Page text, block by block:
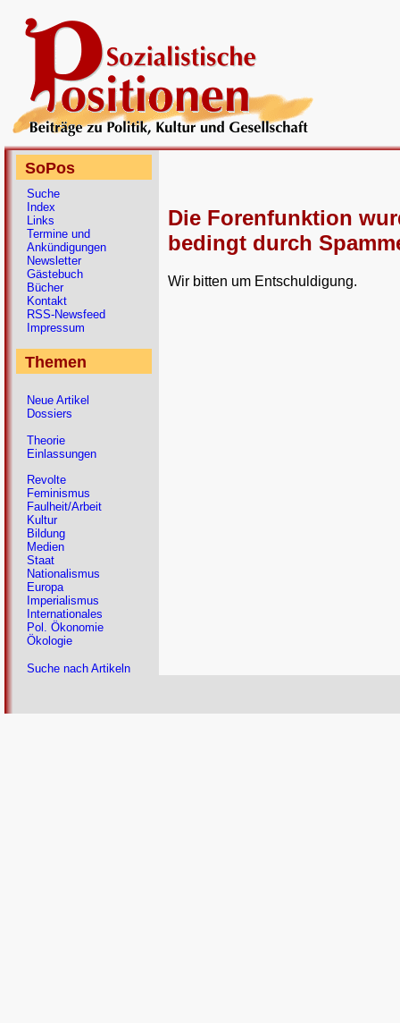
Die Forenfunktion
bedingt durch
Wir bitten um Entschuldigung.
SoPos
Suche
Index
Links
Termine und
Ankündigungen
Newsletter
Gästebuch
Bücher
Kontakt
RSS-Newsfeed
Impressum
Themen
Neue Artikel
Dossiers
Theorie
Einlassungen
Revolte
Feminismus
Faulheit/Arbeit
Kultur
Bildung
Medien
Staat
Nationalismus
Europa
Imperialismus
Internationales
Pol. Ökonomie
Ökologie
Suche nach Artikeln